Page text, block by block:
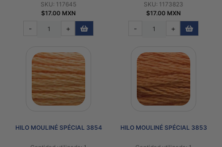
SKU: 117645
$17.00 MXN
- +
SKU: 1173823
$17.00 MXN
- +
HILO MOULINÉ SPÉCIAL 3854 HILO MOULINÉ SPÉCIAL 3853